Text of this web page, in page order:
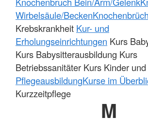
Wirbelsäule/Becken
Krebskrankheit Kur- und
Erholungseinrichtungen Kurs
Kurs Babysitterausbildung Kurs
Betriebssanitäter Kurs Kinder
PflegeausbildungKurse im
Kurzzeitpflege
M